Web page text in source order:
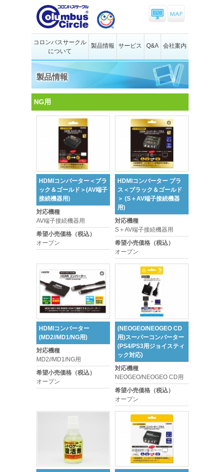
コロンバスサークル
について
製品情報 サービス Q&A 会社案内
製品情報
NG用
HDMIコンバーター＜ブラ
ック＆ゴールド＞(AV端子
接続機器用)
対応機種
AV端子接続機器用
希望小売価格（税込）
オープン
HDMIコンバーター プラ
ス＜ブラック＆ゴールド
＞ (S＋AV端子接続機器
用)
対応機種
S＋AV端子接続機器用
希望小売価格（税込）
オープン
HDMIコンバーター
(MD2//MD1/NG用)
対応機種
MD2//MD1/NG用
希望小売価格（税込）
オープン
(NEOGEO/NEOGEO CD
用)スーパーコンバーター
(PS4/PS3用ジョイスティ
ック対応)
対応機種
NEOGEO/NEOGEO CD用
希望小売価格（税込）
オープン